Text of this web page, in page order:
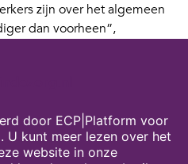
zijn over het algemeen
dan voorheen”,
LEES MEER
door ECP|Platform voor
U kunt meer lezen over het
website in onze